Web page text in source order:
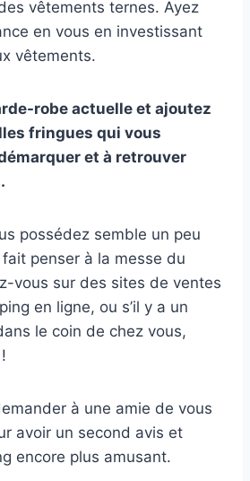
vêtements ternes. Ayez
en vous en investissant
vêtements.
robe actuelle et ajoutez
fringues qui vous
et à retrouver
.
possédez semble un peu
penser à la messe du
vous sur des sites de ventes
en ligne, ou s’il y a un
le coin de chez vous,
à une amie de vous
avoir un second avis et
encore plus amusant.